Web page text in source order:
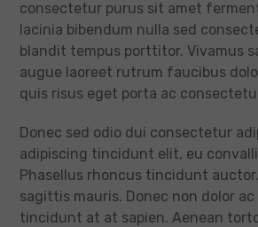
consectetur purus sit amet
lacinia bibendum nulla sed
blandit tempus porttitor. Vivamus
augue laoreet rutrum faucibus
quis risus eget porta ac
Donec sed odio dui consectetur
adipiscing tincidunt elit, eu
Phasellus rhoncus tincidunt
sagittis mauris. Donec non dolor
tincidunt at at sapien. Aenean